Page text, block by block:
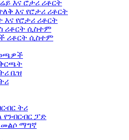
እና ሮታሪ ሪቶርት
እና የሮታሪ ሪቶርት
እና የሮታሪ ሪቶርት
ሪቶርት ሲስተም
ሪቶርት ሲስተም
ቤዝ
ትሪ
የንብርብር ፓድ
መልሶ ማግኛ